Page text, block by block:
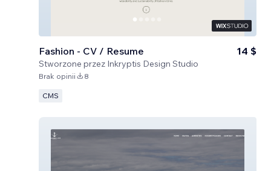
Fashion - CV / Resume
Stworzone przez Inkryptis Design Studio
14 $
Brak opinii 8
CMS